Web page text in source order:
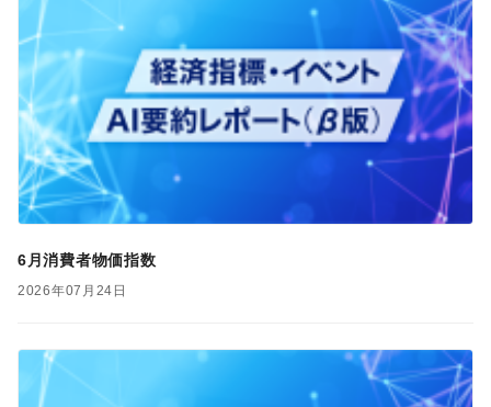
6月消費者物価指数
2026年07月24日